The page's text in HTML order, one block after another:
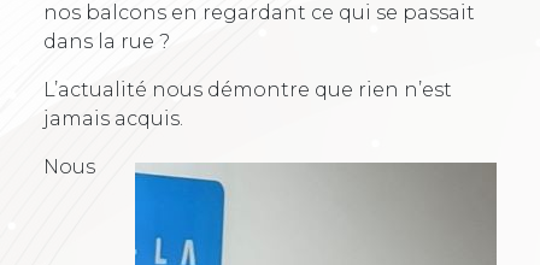
nos balcons en regardant ce qui se passait
dans la rue ?
L’actualité nous démontre que rien n’est
jamais acquis.
Nous